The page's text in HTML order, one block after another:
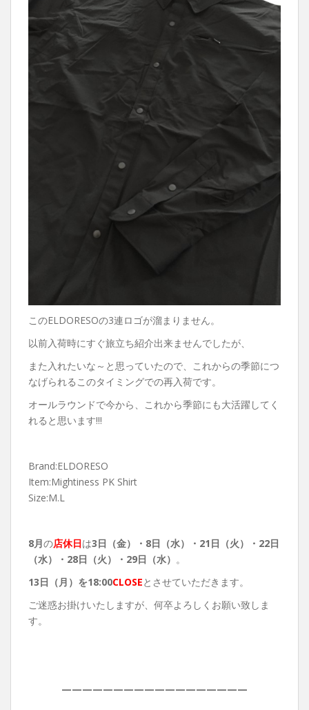
このELDORESOの3連ロゴが溜まりません。
以前入荷時にすぐ旅立ち紹介出来ませんでしたが、
また入れたいな～と思っていたので、これからの季節につ
なげられるこのタイミングでの再入荷です。
オールラウンドで今から、これから季節にも大活躍してく
れると思います!!!
Brand:ELDORESO
Item:Mightiness PK Shirt
Size:M.L
8月の店休日は3日（金）・8日（水）・21日（火）・22日
（水）・28日（火）・29日（水） 。
13日（月）を18:00CLOSEとさせていただきます。
ご迷惑お掛けいたしますが、何卒よろしくお願い致しま
す。
——————————————————